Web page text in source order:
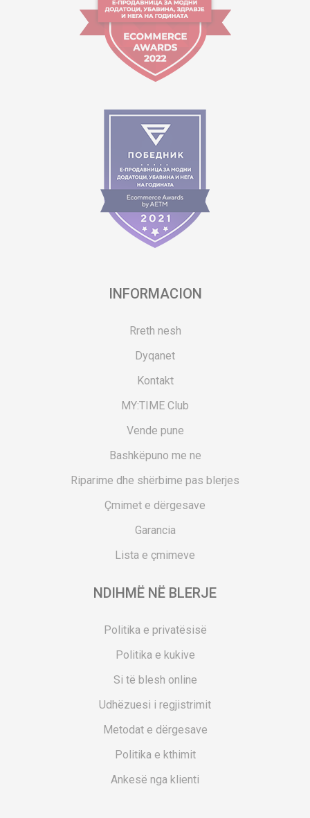
INFORMACION
Rreth nesh
Dyqanet
Kontakt
MY:TIME Club
Vende pune
Bashkëpuno me ne
Riparime dhe shërbime pas blerjes
Çmimet e dërgesave
Garancia
Lista e çmimeve
NDIHMË NË BLERJE
Politika e privatësisë
Politika e kukive
Si të blesh online
Udhëzuesi i regjistrimit
Metodat e dërgesave
Politika e kthimit
Ankesë nga klienti